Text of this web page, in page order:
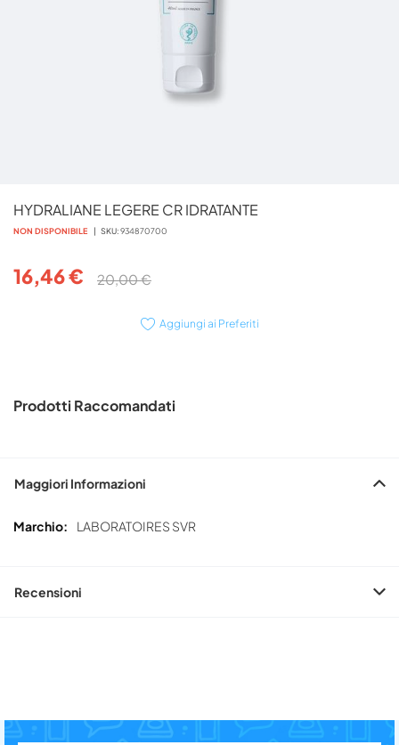
HYDRALIANE LEGERE CR IDRATANTE
NON DISPONIBILE SKU 934870700
16,46 € 20,00 €
Aggiungi ai Preferiti
all'inizio
della
immagini
Prodotti Raccomandati
Maggiori Informazioni
Maggiori
LABORATOIRES SVR
Recensioni